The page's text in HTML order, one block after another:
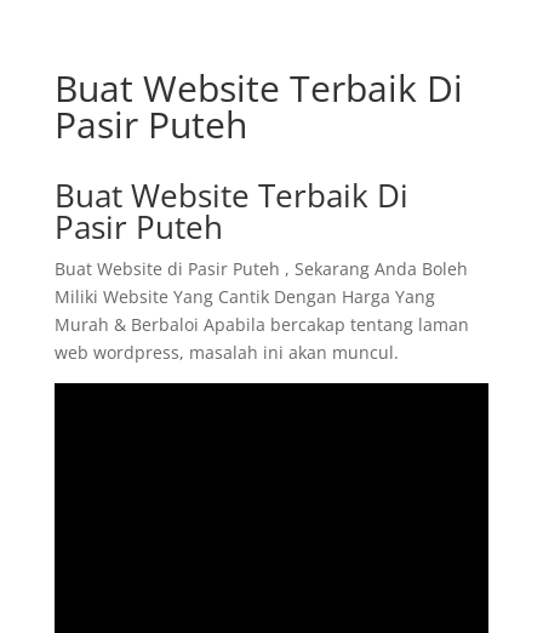
Buat Website Terbaik Di
Pasir Puteh
Buat Website Terbaik Di
Pasir Puteh
Buat Website di Pasir Puteh , Sekarang Anda Boleh
Miliki Website Yang Cantik Dengan Harga Yang
Murah & Berbaloi Apabila bercakap tentang laman
web wordpress, masalah ini akan muncul.